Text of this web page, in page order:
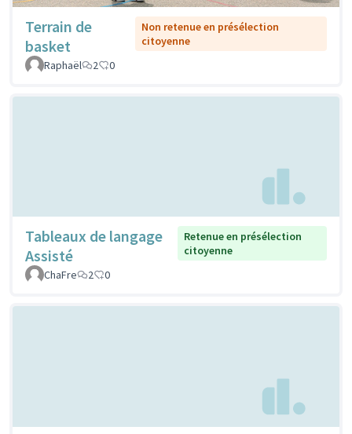
Terrain de
basket
Non retenue en présélection
citoyenne
Raphaël
2 0
Tableaux de langage
Assisté
Retenue en présélection
citoyenne
ChaFre
2 0